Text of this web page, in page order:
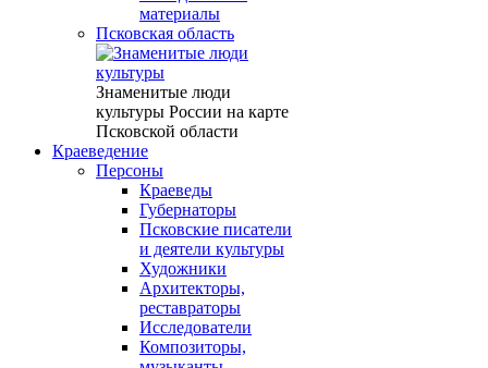
материалы
Псковская область
Знаменитые люди
культуры России на карте
Псковской области
Краеведение
Персоны
Краеведы
Губернаторы
Псковские писатели
и деятели культуры
Художники
Архитекторы,
реставраторы
Исследователи
Композиторы,